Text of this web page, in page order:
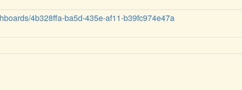
4b328ffa-ba5d-435e-af11-b39fc974e47a